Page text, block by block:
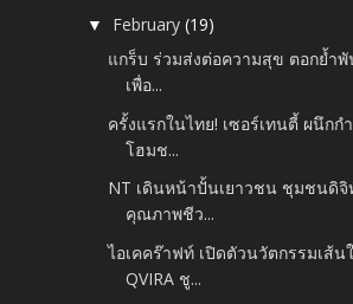
▼ February(19)
แกร็บ ร่วมส่งต่อความสุข ตอกย้ำพั
เพื่อ...
ครั้งแรกในไทย! เซอร์เทนตี้ ผนึกก
โฮมช...
NT เดินหน้าปั้นเยาวชน ชุมชนดิจิ
คุณภาพชีว...
ไอเคคร๊าฟท์ เปิดตัวนวัตกรรมเส้น
QVIRA ชู...